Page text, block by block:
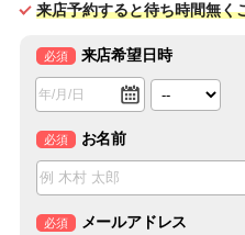
来店予約すると待ち時間無く
必須 来店希望日時
必須 お名前
必須 メールアドレス